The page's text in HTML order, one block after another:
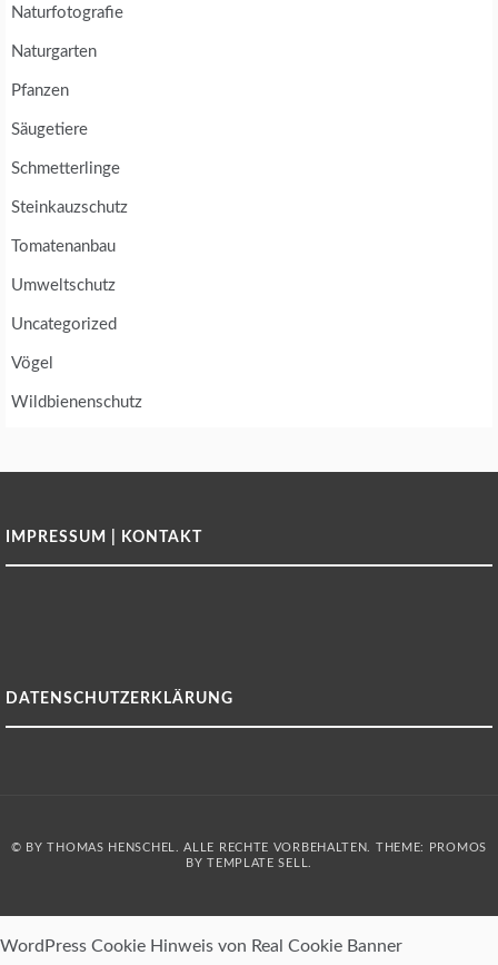
Naturfotografie
Naturgarten
Pfanzen
Säugetiere
Schmetterlinge
Steinkauzschutz
Tomatenanbau
Umweltschutz
Uncategorized
Vögel
Wildbienenschutz
IMPRESSUM | KONTAKT
DATENSCHUTZERKLÄRUNG
© BY THOMAS HENSCHEL. ALLE RECHTE VORBEHALTEN. THEME: PROMOS
BYTEMPLATE SELL
WordPress Cookie Hinweis von Real Cookie Banner